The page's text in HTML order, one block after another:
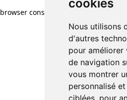
cookies
Nous utilisons
d'autres
pour améliorer
de navigation
vous montrer
personnalisé
ciblées, pour
browser console for more information)